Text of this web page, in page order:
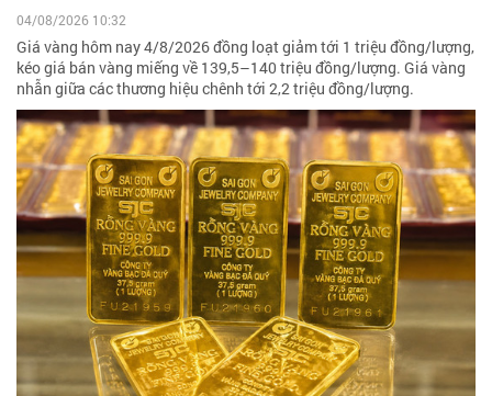
04/08/2026 10:32
Giá vàng hôm nay 4/8/2026 đồng loạt giảm tới 1 triệu đồng/lượng,
kéo giá bán vàng miếng về 139,5–140 triệu đồng/lượng. Giá vàng
nhẫn giữa các thương hiệu chênh tới 2,2 triệu đồng/lượng.